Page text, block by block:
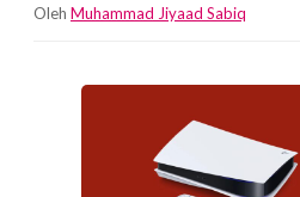
Oleh Muhammad Jiyaad Sabiq